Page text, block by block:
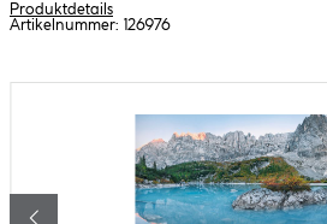
Produktdetails
Artikelnummer: 126976